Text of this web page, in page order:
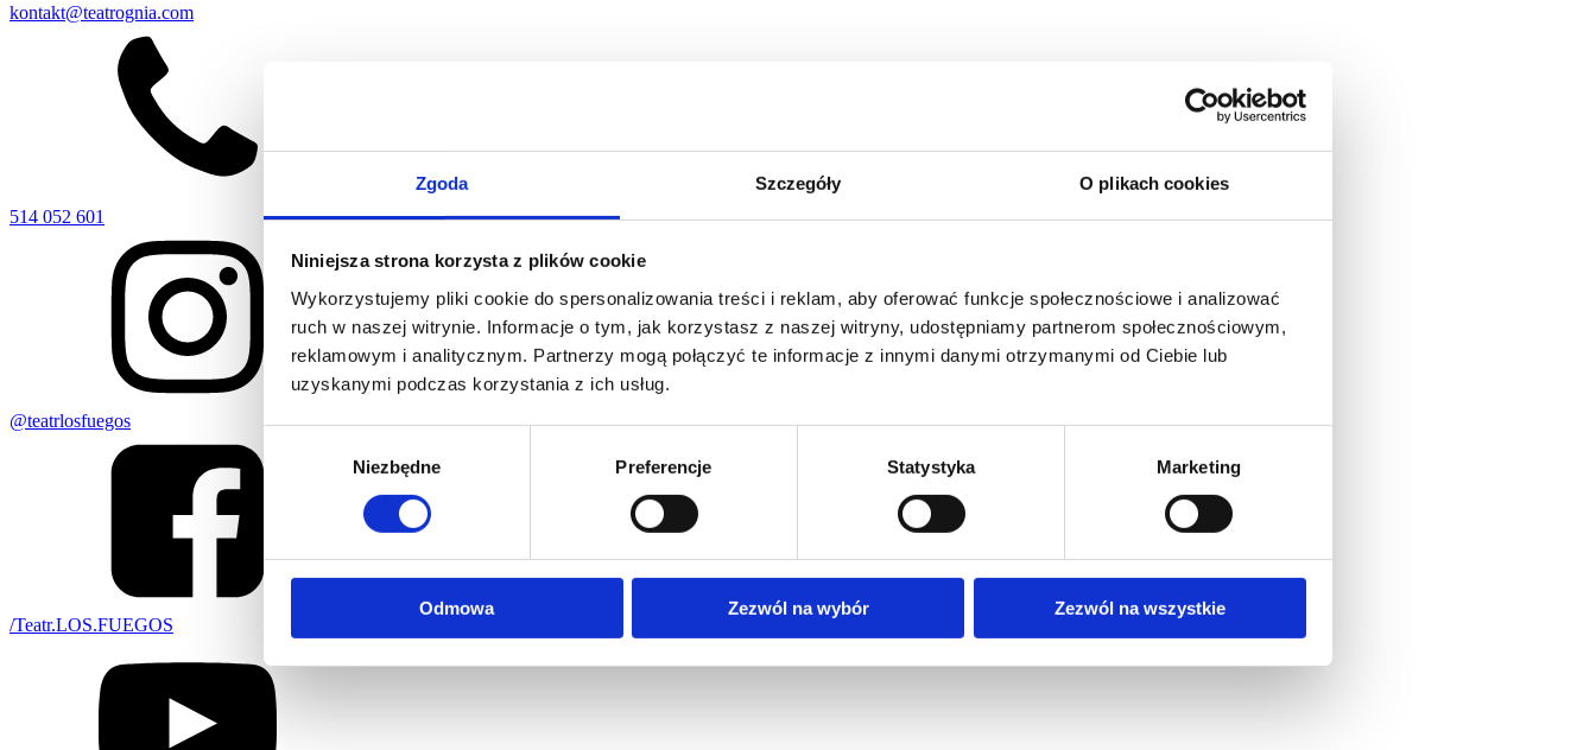
Zgoda Szczegóły O plikach cookies
Niniejsza strona korzysta z plików cookie
Wykorzystujemy pliki cookie do spersonalizowania treści i reklam, aby oferować funkcje społecznościowe i analizować
ruch w naszej witrynie. Informacje o tym, jak korzystasz z naszej witryny, udostępniamy partnerom społecznościowym,
reklamowym i analitycznym. Partnerzy mogą połączyć te informacje z innymi danymi otrzymanymi od Ciebie lub
uzyskanymi podczas korzystania z ich usług.
zgody
Niezbędne Preferencje Statystyka Marketing
Odmowa Zezwól na wybór Zezwól na wszystkie
kontakt@teatrognia.com
514 052 601
@teatrlosfuegos
/Teatr.LOS.FUEGOS